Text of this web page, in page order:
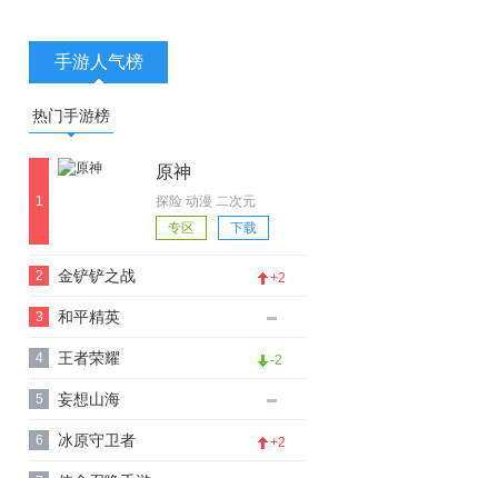
手游人气榜
热门手游榜
1
原神
探险 动漫 二次元
专区
下载
2 金铲铲之战 +2
3 和平精英
4 王者荣耀 -2
5 妄想山海
6 冰原守卫者 +2